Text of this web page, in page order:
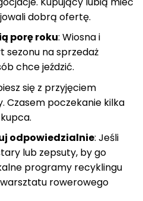
dobrą ofertę.
porę roku: Wiosna i
sezonu na sprzedaż
chce jeździć.
się z przyjęciem
Czasem poczekanie kilka
odpowiedzialnie: Jeśli
lub zepsuty, by go
programy recyklingu
rowerowego